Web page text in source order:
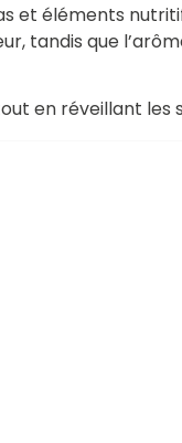
et éléments
tandis que
en réveillant